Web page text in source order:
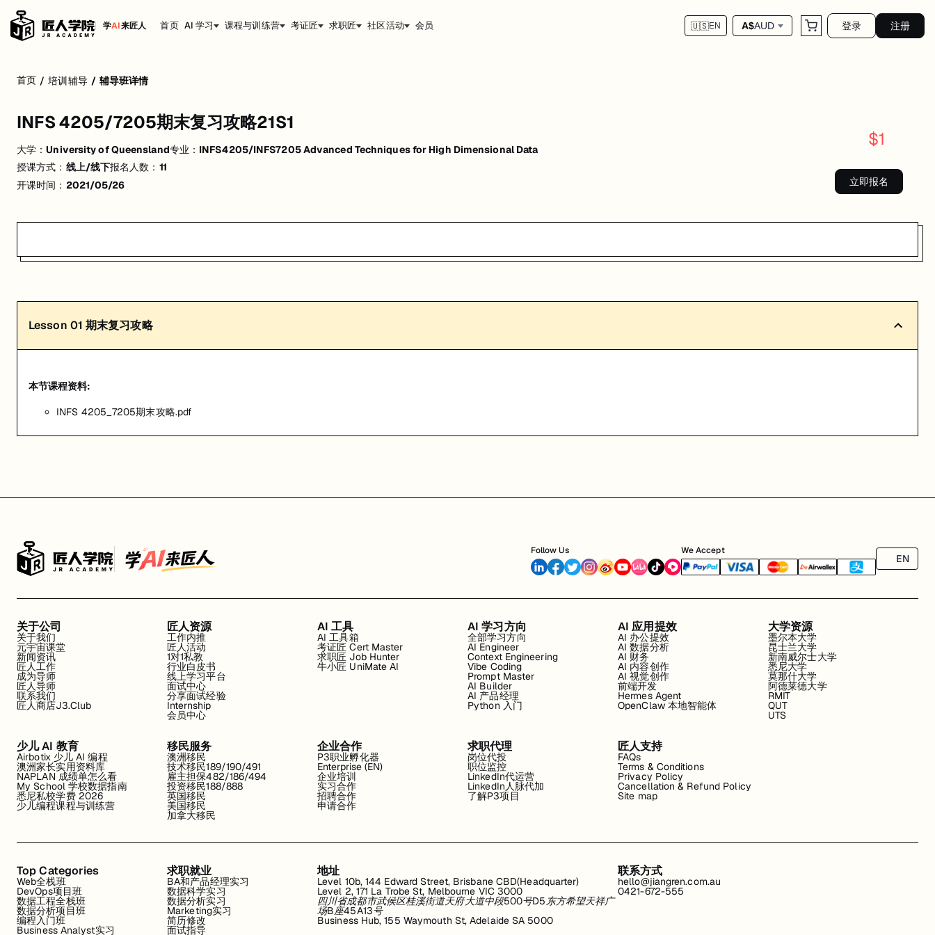
学AI来匠人 首页 AI 学习 课程与训练营 考证匠 求职匠 社区活动 会员 🇺🇸EN A$AUD 登录 注册
INFS 4205/7205期末复习攻略21S1
开始日期: 2021/5/26
已有 11 名同学报名参加
关联大学:University of Queensland
首页 / 培训辅导 / 辅导班详情
INFS 4205/7205期末复习攻略21S1
大学：University of Queensland专业： INFS4205/INFS7205 Advanced Techniques for High Dimensional Data
授课方式： 线上/线下报名人数： 11
开课时间： 2021/05/26
$1
立即报名
Lesson 01 期末复习攻略
本节课程资料:
INFS 4205_7205期末攻略.pdf
Follow Us We Accept
EN
关于公司
关于我们
元宇宙课堂
新闻资讯
匠人工作
成为导师
匠人导师
联系我们
匠人商店J3.Club
匠人资源
工作内推
匠人活动
1对1私教
行业白皮书
线上学习平台
面试中心
分享面试经验
Internship
会员中心
AI 工具
AI 工具箱
考证匠 Cert Master
求职匠 Job Hunter
牛小匠 UniMate AI
AI 学习方向
全部学习方向
AI Engineer
Context Engineering
Vibe Coding
Prompt Master
AI Builder
AI 产品经理
Python 入门
AI 应用提效
AI 办公提效
AI 数据分析
AI 财务
AI 内容创作
AI 视觉创作
前端开发
Hermes Agent
OpenClaw 本地智能体
大学资源
墨尔本大学
昆士兰大学
新南威尔士大学
悉尼大学
莫那什大学
阿德莱德大学
RMIT
QUT
UTS
少儿 AI 教育
Airbotix 少儿 AI 编程
澳洲家长实用资料库
NAPLAN 成绩单怎么看
My School 学校数据指南
悉尼私校学费 2026
少儿编程课程与训练营
移民服务
澳洲移民
技术移民189/190/491
雇主担保482/186/494
投资移民188/888
英国移民
美国移民
加拿大移民
企业合作
P3职业孵化器
Enterprise (EN)
企业培训
实习合作
招聘合作
申请合作
求职代理
岗位代投
职位监控
LinkedIn代运营
LinkedIn人脉代加
了解P3项目
匠人支持
FAQs
Terms & Conditions
Privacy Policy
Cancellation & Refund Policy
Site map
Top Categories
Web全栈班
DevOps项目班
数据工程全栈班
数据分析项目班
编程入门班
Business Analyst实习
求职就业
BA和产品经理实习
数据科学实习
数据分析实习
Marketing实习
简历修改
面试指导
地址
Level 10b, 144 Edward Street, Brisbane CBD(Headquarter)
Level 2, 171 La Trobe St, Melbourne VIC 3000
四川省成都市武侯区桂溪街道天府大道中段500号D5东方希望天祥广
场B座45A13号
Business Hub, 155 Waymouth St, Adelaide SA 5000
联系方式
hello@jiangren.com.au
0421-672-555